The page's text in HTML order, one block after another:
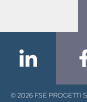
© 2026 FSE PROGETTI